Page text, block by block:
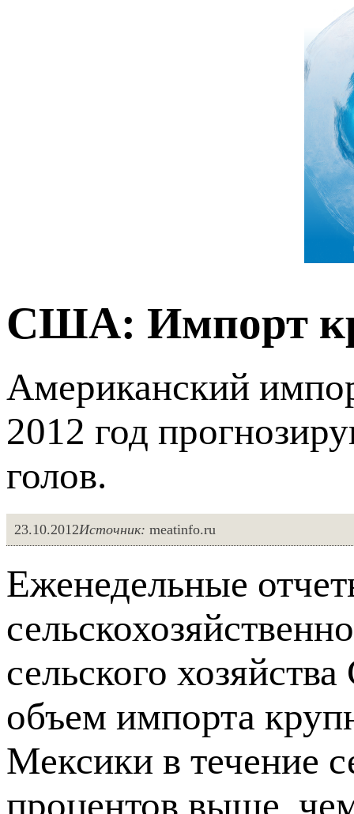
США: Импорт
Американский
2012 год
голов.
23.10.2012Источник: meatinfo.ru
Еженедельные
сельского
объем импорта
Мексики в течение